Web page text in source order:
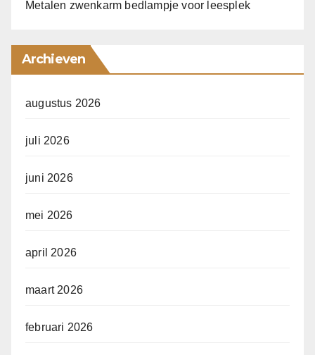
Metalen zwenkarm bedlampje voor leesplek
Archieven
augustus 2026
juli 2026
juni 2026
mei 2026
april 2026
maart 2026
februari 2026